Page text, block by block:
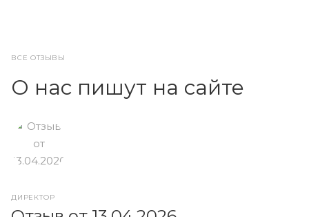
ВСЕ ОТЗЫВЫ
О нас пишут на сайте
ДИРЕКТОР